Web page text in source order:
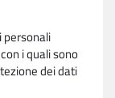
personali
i quali sono
dei dati